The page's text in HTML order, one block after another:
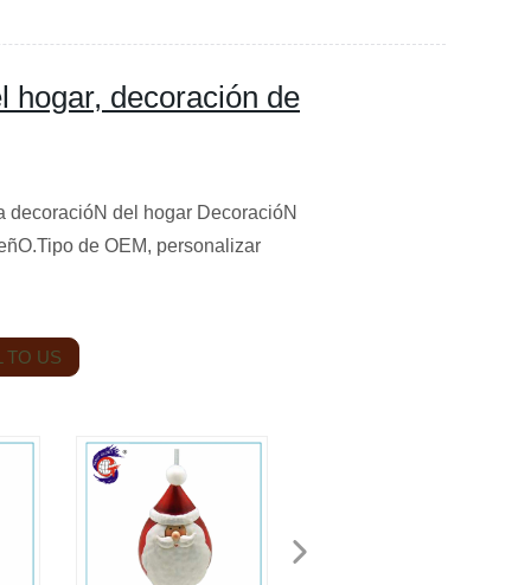
hogar, decoración de
decoracióN del hogar DecoracióN
de OEM, personalizar
TO US